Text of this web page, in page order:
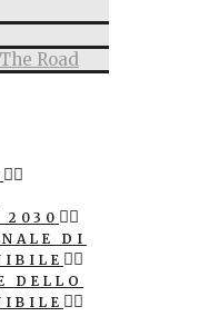
Road
2030
DI
DELLO